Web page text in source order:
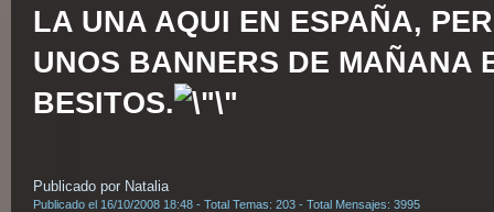
LA UNA AQUI EN ESPAÑA,
UNOS BANNERS DE MAÑANA
BESITOS.
Publicado por Natalia
Publicado el 16/10/2008 18:48 - Total Temas: 203 - Total Mensajes: 3995